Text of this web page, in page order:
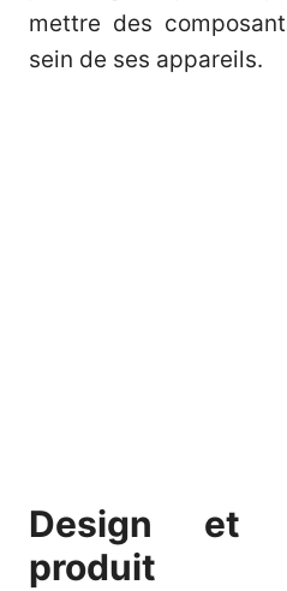
mettre des
sein de ses appareils.
Design et
produit